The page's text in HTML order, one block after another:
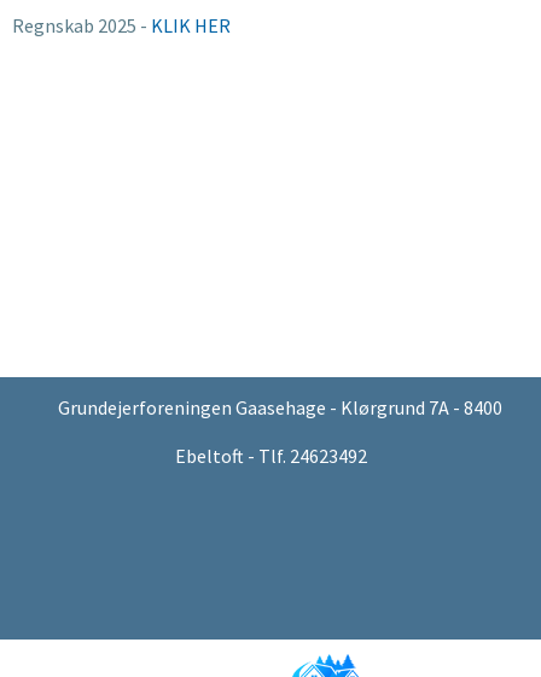
Regnskab 2025 - KLIK HER
Grundejerforeningen Gaasehage - Klørgrund 7A - 8400
Ebeltoft - Tlf. 24623492